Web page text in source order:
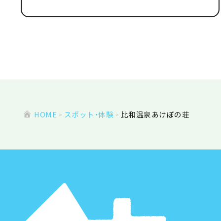
HOME スポット・体験 比和温泉あけぼの荘